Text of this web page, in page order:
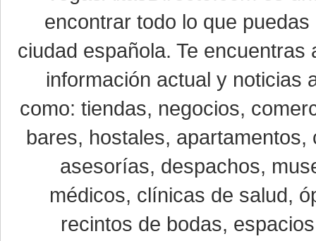
encontrar todo lo que
ciudad española. Te
información actual y noticias
como: tiendas, negocios,
bares, hostales,
asesorías, despachos,
médicos, clínicas de salud,
recintos de bodas,